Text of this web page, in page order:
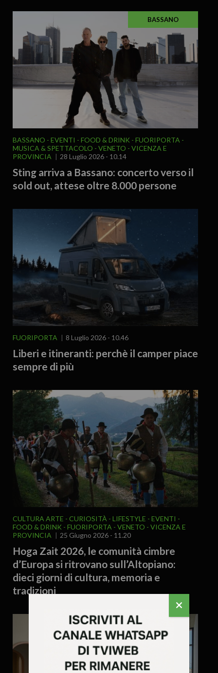
BASSANO
BASSANO EVENTI FOOD & DRINK
FUORIPORTA
MUSICA & SPETTACOLO
VENETO
VICENZA E
PROVINCIA
28 Luglio 2026 - 10.14
Sting arriva a Bassano: concerto verso il
sold out, attese oltre 8.000 persone
FUORIPORTA 8 Luglio 2026 - 10.46
Liberi e itineranti: perchè il camper piace
sempre di più
CULTURA ARTE CURIOSITÀ - LIFESTYLE
EVENTI
FOOD & DRINK
FUORIPORTA VENETO
VICENZA E
PROVINCIA
25 Giugno 2026 - 11.20
Hoga Zait 2026, le comunità cimbre
d’Europa si ritrovano sull’Altopiano:
dieci giorni di cultura, memoria e
tradizioni